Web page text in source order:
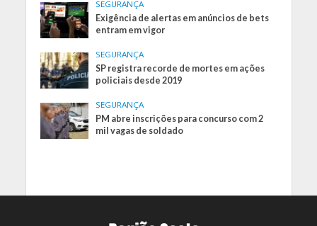
SEGURANÇA
Exigência de alertas em anúncios de bets
entram em vigor
SEGURANÇA
SP registra recorde de mortes em ações
policiais desde 2019
SEGURANÇA
PM abre inscrições para concurso com 2
mil vagas de soldado